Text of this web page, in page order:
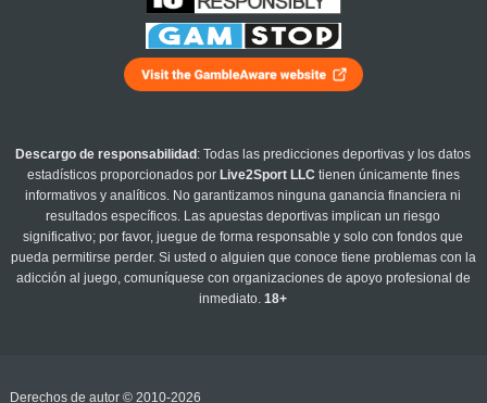
Descargo de responsabilidad : Todas las predicciones deportivas y los datos
estadísticos proporcionados por Live2Sport LLC tienen únicamente fines
informativos y analíticos. No garantizamos ninguna ganancia financiera ni
resultados específicos. Las apuestas deportivas implican un riesgo
significativo; por favor, juegue de forma responsable y solo con fondos que
pueda permitirse perder. Si usted o alguien que conoce tiene problemas con la
adicción al juego, comuníquese con organizaciones de apoyo profesional de
inmediato.18+
Derechos de autor © 2010-2026